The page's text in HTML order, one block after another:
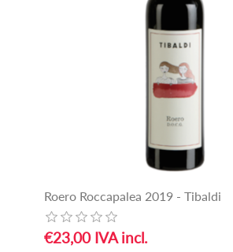
Roero Roccapalea 2019 - Tibaldi
€23,00 IVA incl.